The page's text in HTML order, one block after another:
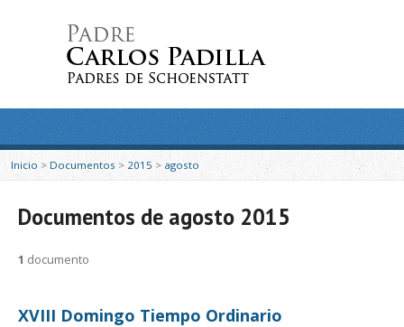
Inicio >Documentos> 2015 > agosto
Documentos de agosto 2015
1 documento
XVIII Domingo Tiempo Ordinario